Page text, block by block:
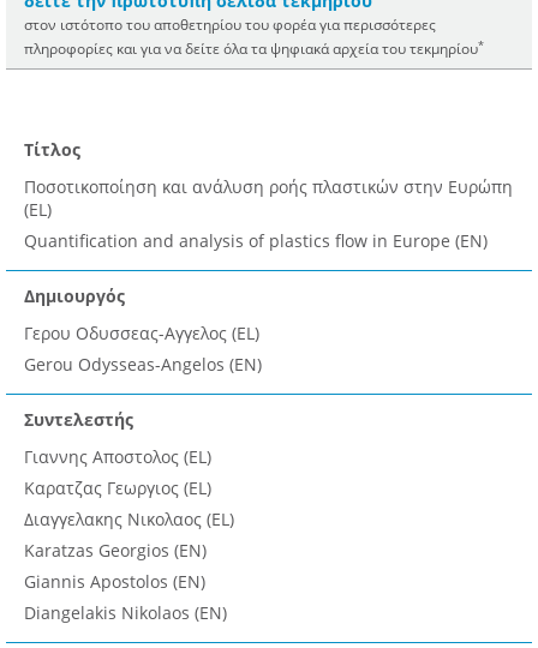
στον ιστότοπο του αποθετηρίου του φορέα για περισσότερες
πληροφορίες και για να δείτε όλα τα ψηφιακά αρχεία του τεκμηρίου*
Τίτλος
Ποσοτικοποίηση και ανάλυση ροής πλαστικών στην Ευρώπη
(EL)
Quantification and analysis of plastics flow in Europe (EN)
Δημιουργός
Γερου Οδυσσεας-Αγγελος (EL)
Gerou Odysseas-Angelos (EN)
Συντελεστής
Γιαννης Αποστολος (EL)
Καρατζας Γεωργιος (EL)
Διαγγελακης Νικολαος (EL)
Karatzas Georgios (EN)
Giannis Apostolos (EN)
Diangelakis Nikolaos (EN)